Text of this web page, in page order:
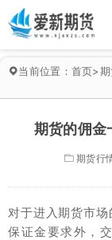
当前位置： 首页>
期货的佣金
期货行
对于进入期货市
保证金要求外，